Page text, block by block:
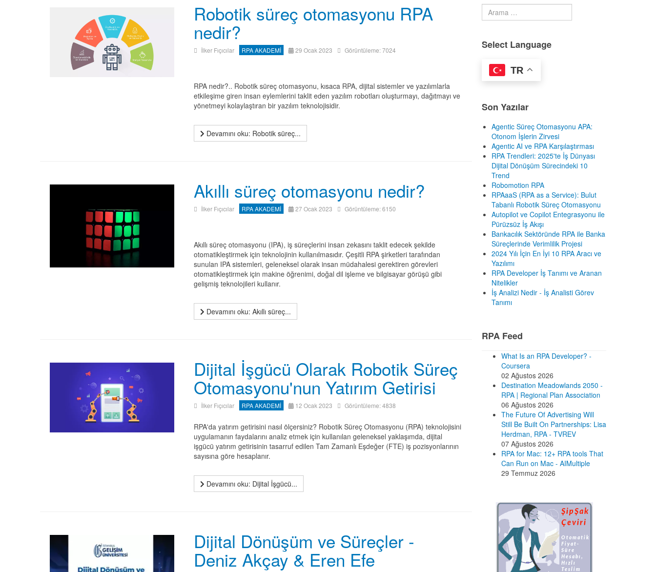
Robotik süreç otomasyonu RPA
nedir?
İlker Fıçıcılar RPA AKADEMİ 29 Ocak 2023 Görüntüleme: 7024
RPA nedir?.. Robotik süreç otomasyonu, kısaca RPA, dijital sistemler ve yazılımlarla
etkileşime giren insan eylemlerini taklit eden yazılım robotları oluşturmayı, dağıtmayı ve
yönetmeyi kolaylaştıran bir yazılım teknolojisidir.
Devamını oku: Robotik süreç...
Akıllı süreç otomasyonu nedir?
İlker Fıçıcılar RPA AKADEMİ 27 Ocak 2023 Görüntüleme: 6150
Akıllı süreç otomasyonu (IPA), iş süreçlerini insan zekasını taklit edecek şekilde
otomatikleştirmek için teknolojinin kullanılmasıdır. Çeşitli RPA şirketleri tarafından
sunulan IPA sistemleri, geleneksel olarak insan müdahalesi gerektiren görevleri
otomatikleştirmek için makine öğrenimi, doğal dil işleme ve bilgisayar görüşü gibi
gelişmiş teknolojileri kullanır.
Devamını oku: Akıllı süreç...
Dijital İşgücü Olarak Robotik Süreç
Otomasyonu'nun Yatırım Getirisi
İlker Fıçıcılar RPA AKADEMİ 12 Ocak 2023 Görüntüleme: 4838
RPA'da yatırım getirisini nasıl ölçersiniz? Robotik Süreç Otomasyonu (RPA) teknolojisini
uygulamanın faydalarını analiz etmek için kullanılan geleneksel yaklaşımda, dijital
işgücü yatırım getirisinin tasarruf edilen Tam Zamanlı Eşdeğer (FTE) iş pozisyonlarının
sayısına göre hesaplanır.
Devamını oku: Dijital İşgücü...
Dijital Dönüşüm ve Süreçler -
Deniz Akçay & Eren Efe
Arama
Select Language
TR
Son Yazılar
Agentic Süreç Otomasyonu APA:
Otonom İşlerin Zirvesi
Agentic AI ve RPA Karşılaştırması
RPA Trendleri: 2025'te İş Dünyası
Dijital Dönüşüm Sürecindeki 10
Trend
Robomotion RPA
RPAaaS (RPA as a Service): Bulut
Tabanlı Robotik Süreç Otomasyonu
Autopilot ve Copilot Entegrasyonu ile
Pürüzsüz İş Akışı
Bankacılık Sektöründe RPA ile Banka
Süreçlerinde Verimlilik Projesi
2024 Yılı İçin En İyi 10 RPA Aracı ve
Yazılımı
RPA Developer İş Tanımı ve Aranan
Nitelikler
İş Analizi Nedir - İş Analisti Görev
Tanımı
RPA Feed
What Is an RPA Developer? -
Coursera
02 Ağustos 2026
Destination Meadowlands 2050 -
RPA | Regional Plan Association
06 Ağustos 2026
The Future Of Advertising Will
Still Be Built On Partnerships: Lisa
Herdman, RPA - TVREV
07 Ağustos 2026
RPA for Mac: 12+ RPA tools That
Can Run on Mac - AIMultiple
29 Temmuz 2026